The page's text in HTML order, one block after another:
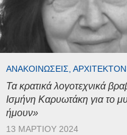
ΑΝΑΚΟΙΝΏΣΕΙΣ,
Τα κρατικά λογοτεχνικά
Ισμήνη Καρυωτάκη για το
ήμουν»
13 ΜΑΡΤΊΟΥ 2024